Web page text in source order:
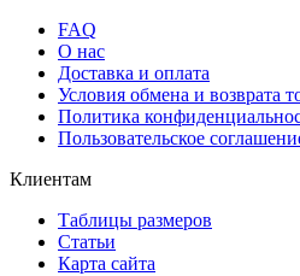
FAQ
О нас
Доставка и оплата
Условия обмена и возврата
Политика
Пользовательское
Клиентам
Таблицы размеров
Статьи
Карта сайта